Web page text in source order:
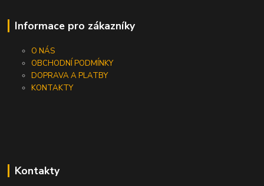
Informace pro zákazníky
O NÁS
OBCHODNÍ PODMÍNKY
DOPRAVA A PLATBY
KONTAKTY
Kontakty